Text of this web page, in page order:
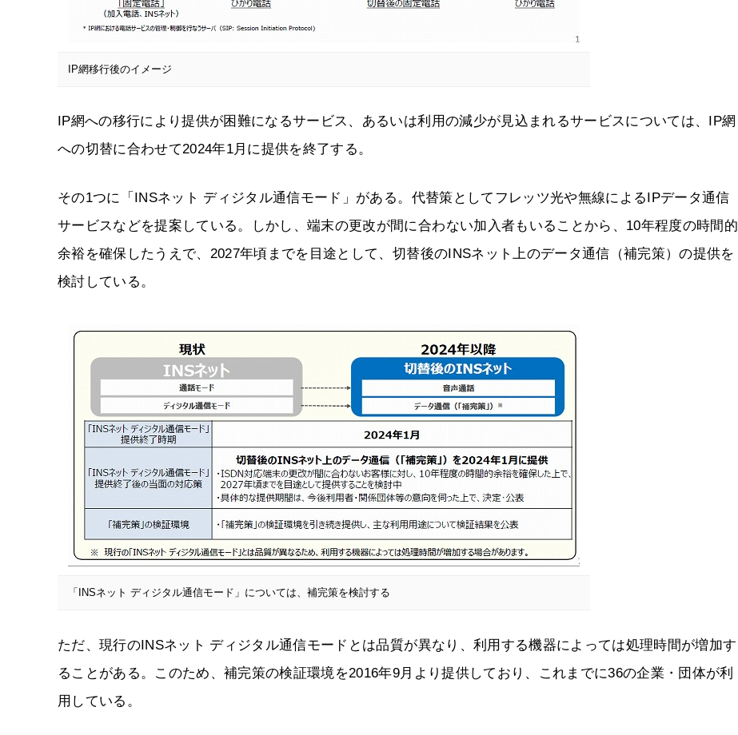
IP網移行後のイメージ
IP網への移行により提供が困難になるサービス、あるいは利用の減少が見込まれるサービスについては、IP網
への切替に合わせて2024年1月に提供を終了する。
その1つに「INSネット ディジタル通信モード」がある。代替策としてフレッツ光や無線によるIPデータ通信
サービスなどを提案している。しかし、端末の更改が間に合わない加入者もいることから、10年程度の時間的
余裕を確保したうえで、2027年頃までを目途として、切替後のINSネット上のデータ通信（補完策）の提供を
検討している。
「INSネット ディジタル通信モード」については、補完策を検討する
ただ、現行のINSネット ディジタル通信モードとは品質が異なり、利用する機器によっては処理時間が増加す
ることがある。このため、補完策の検証環境を2016年9月より提供しており、これまでに36の企業・団体が利
用している。